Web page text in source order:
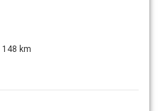
148 km